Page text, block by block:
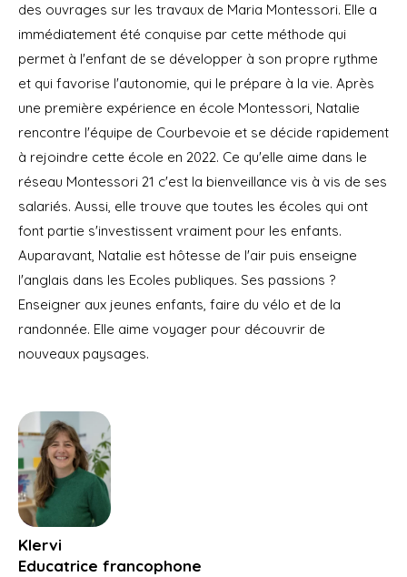
des ouvrages sur les travaux de Maria Montessori. Elle a
immédiatement été conquise par cette méthode qui
permet à l'enfant de se développer à son propre rythme
et qui favorise l'autonomie, qui le prépare à la vie. Après
une première expérience en école Montessori, Natalie
rencontre l'équipe de Courbevoie et se décide rapidement
à rejoindre cette école en 2022. Ce qu'elle aime dans le
réseau Montessori 21 c'est la bienveillance vis à vis de ses
salariés. Aussi, elle trouve que toutes les écoles qui ont
font partie s'investissent vraiment pour les enfants.
Auparavant, Natalie est hôtesse de l'air puis enseigne
l'anglais dans les Ecoles publiques. Ses passions ?
Enseigner aux jeunes enfants, faire du vélo et de la
randonnée. Elle aime voyager pour découvrir de
nouveaux paysages.
Klervi
Educatrice francophone